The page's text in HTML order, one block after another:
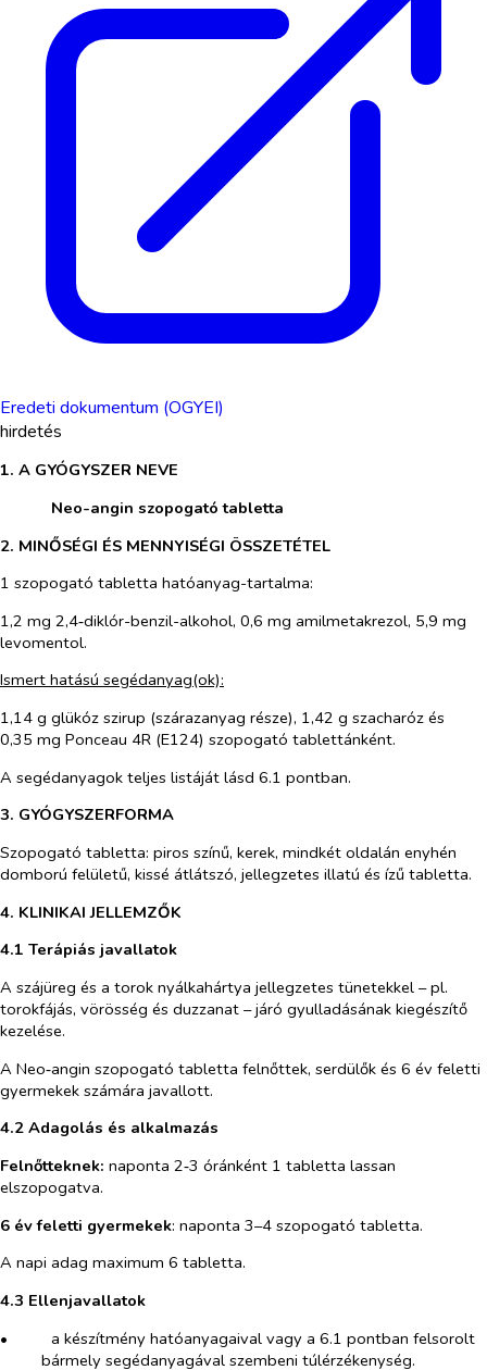
Eredeti dokumentum (OGYEI)
hirdetés
1. A GYÓGYSZER NEVE
Neo-angin szopogató tabletta
2. MINŐSÉGI ÉS MENNYISÉGI ÖSSZETÉTEL
1 szopogató tabletta hatóanyag-tartalma:
1,2 mg 2,4‑diklór-benzil-alkohol, 0,6 mg amilmetakrezol, 5,9 mg
levomentol.
Ismert hatású segédanyag(ok):
1,14 g glükóz szirup (szárazanyag része), 1,42 g szacharóz és
0,35 mg Ponceau 4R (E124) szopogató tablettánként.
A segédanyagok teljes listáját lásd 6.1 pontban.
3. GYÓGYSZERFORMA
Szopogató tabletta: piros színű, kerek, mindkét oldalán enyhén
domború felületű, kissé átlátszó, jellegzetes illatú és ízű tabletta.
4. KLINIKAI JELLEMZŐK
4.1 Terápiás javallatok
A szájüreg és a torok nyálkahártya jellegzetes tünetekkel – pl.
torokfájás, vörösség és duzzanat – járó gyulladásának kiegészítő
kezelése.
A Neo‑angin szopogató tabletta felnőttek, serdülők és 6 év feletti
gyermekek számára javallott.
4.2 Adagolás és alkalmazás
Felnőtteknek: naponta 2‑3 óránként 1 tabletta lassan
elszopogatva.
6 év feletti gyermekek: naponta 3–4 szopogató tabletta.
A napi adag maximum 6 tabletta.
4.3 Ellenjavallatok
•​
a készítmény hatóanyagaival vagy a 6.1 pontban felsorolt
bármely segédanyagával szembeni túlérzékenység.